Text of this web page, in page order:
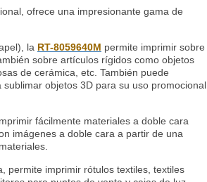
ofrece una impresionante gama de
la RT-8059640M permite imprimir sobre
sobre artículos rígidos como objetos
de cerámica, etc. También puede
objetos 3D para su uso promocional
fácilmente materiales a doble cara
imágenes a doble cara a partir de una
permite imprimir rótulos textiles, textiles